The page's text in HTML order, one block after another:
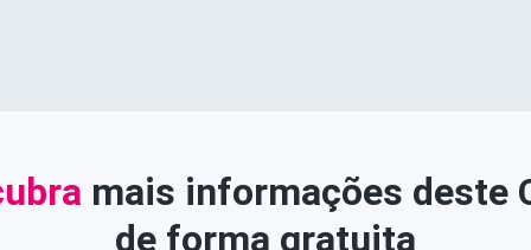
mais informações deste
de forma gratuita